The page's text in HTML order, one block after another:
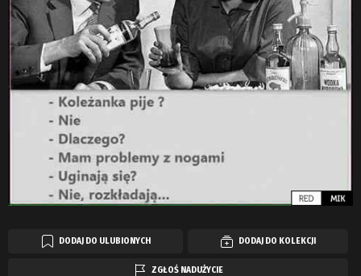
DODAJ DO ULUBIONYCH DODAJ DO KOLEKCJI
ZGŁOŚ NADUŻYCIE